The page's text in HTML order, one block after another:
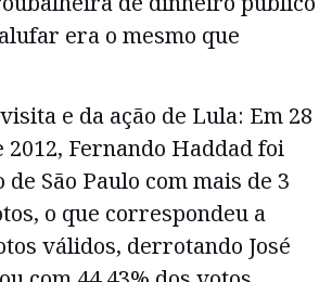
era o mesmo que
e da ação de Lula: Em 28
2012, Fernando Haddad foi
São Paulo com mais de 3
o que correspondeu a
válidos, derrotando José